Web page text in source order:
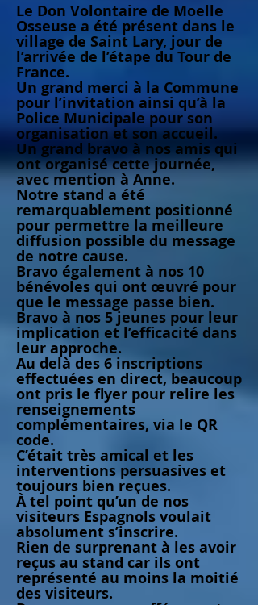
Le Don Volontaire de Moelle
Osseuse a été présent dans le
village de Saint Lary, jour de
l’arrivée de l’étape du Tour de
France.
Un grand merci à la Commune
pour l’invitation ainsi qu’à la
Police Municipale pour son
organisation et son accueil.
Un grand bravo à nos amis qui
ont organisé cette journée,
avec mention à Anne.
Notre stand a été
remarquablement positionné
pour permettre la meilleure
diffusion possible du message
de notre cause.
Bravo également à nos 10
bénévoles qui ont œuvré pour
que le message passe bien.
Bravo à nos 5 jeunes pour leur
implication et l’efficacité dans
leur approche.
Au delà des 6 inscriptions
effectuées en direct, beaucoup
ont pris le flyer pour relire les
renseignements
complémentaires, via le QR
code.
C’était très amical et les
interventions persuasives et
toujours bien reçues.
À tel point qu’un de nos
visiteurs Espagnols voulait
absolument s’inscrire.
Rien de surprenant à les avoir
reçus au stand car ils ont
représenté au moins la moitié
des visiteurs.